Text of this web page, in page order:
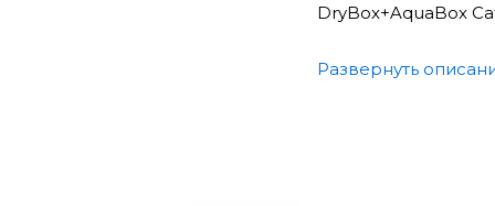
DryBox+AquaBox
В комплект аква-
Развернуть